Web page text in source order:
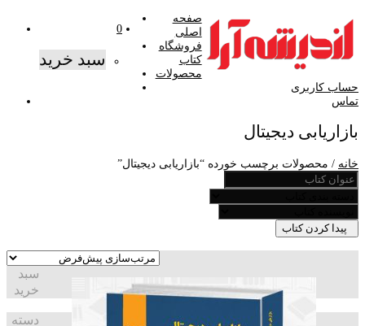
0
سبد خرید
صفحه
اصلی
فروشگاه
کتاب
محصولات
حساب کاربری
تماس
بازاریابی دیجیتال
خانه / محصولات برچسب خورده “بازاریابی دیجیتال”
سبد
خرید
دسته